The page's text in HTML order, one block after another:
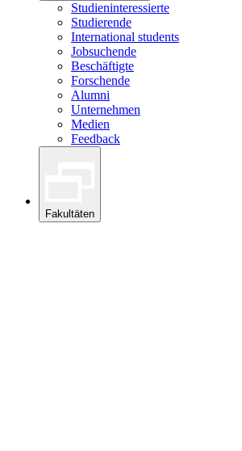
Studieninteressierte
Studierende
International students
Jobsuchende
Beschäftigte
Forschende
Alumni
Unternehmen
Medien
Feedback
Fakultäten